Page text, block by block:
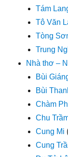
Tám
Tô Văn
Tòng
Trung
Nhà thơ –
Bùi
Bùi
Chàm
Chu
Cung Mi
Cung